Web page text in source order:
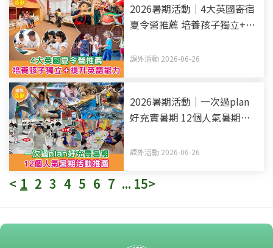
2026暑期活動｜4大英國寄宿
夏令營推薦 培養孩子獨立+提
課外活動 2026-06-26
2026暑期活動｜一次過plan
好充實暑期 12個人氣暑期活
課外活動 2026-06-26
< 1 2 3 4 5 6 7 ... 15>